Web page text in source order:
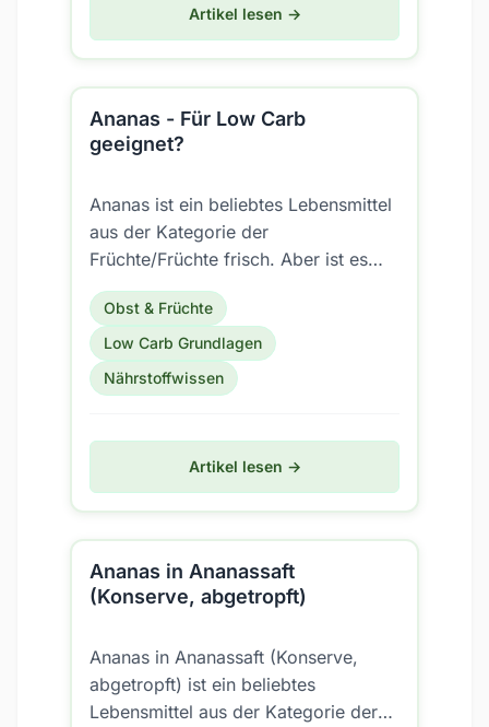
Artikel lesen →
Ananas - Für Low Carb
geeignet?
Ananas ist ein beliebtes Lebensmittel
aus der Kategorie der
Früchte/Früchte frisch. Aber ist es
auch für eine Low Carb Ernährung
geeignet?
Obst & Früchte
Low Carb Grundlagen
Nährstoffwissen
Artikel lesen →
Ananas in Ananassaft
(Konserve, abgetropft)
Ananas in Ananassaft (Konserve,
abgetropft) ist ein beliebtes
Lebensmittel aus der Kategorie der